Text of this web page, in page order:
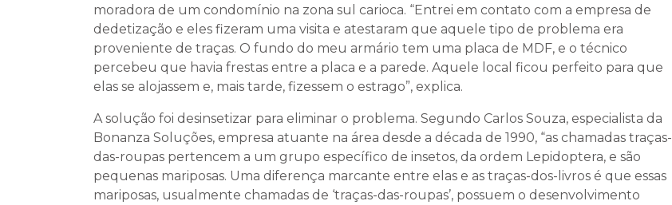
moradora de um condomínio na zona sul carioca. “Entrei em contato com a empresa de
dedetização e eles fizeram uma visita e atestaram que aquele tipo de problema era
proveniente de traças. O fundo do meu armário tem uma placa de MDF, e o técnico
percebeu que havia frestas entre a placa e a parede. Aquele local ficou perfeito para que
elas se alojassem e, mais tarde, fizessem o estrago”, explica.
A solução foi desinsetizar para eliminar o problema. Segundo Carlos Souza, especialista da
Bonanza Soluções, empresa atuante na área desde a década de 1990, “as chamadas traças-
das-roupas pertencem a um grupo específico de insetos, da ordem Lepidoptera, e são
pequenas mariposas. Uma diferença marcante entre elas e as traças-dos-livros é que essas
mariposas, usualmente chamadas de ‘traças-das-roupas’, possuem o desenvolvimento